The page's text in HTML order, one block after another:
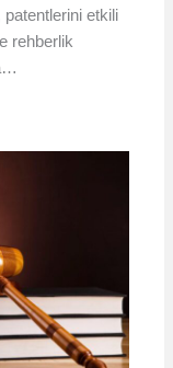
etkili
rehberlik